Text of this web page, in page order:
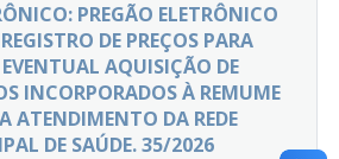
PREGÃO ELETRÔNICO
DE PREÇOS PARA
AQUISIÇÃO DE
INCORPORADOS À REMUME
ATENDIMENTO DA REDE
DE SAÚDE. 35/2026